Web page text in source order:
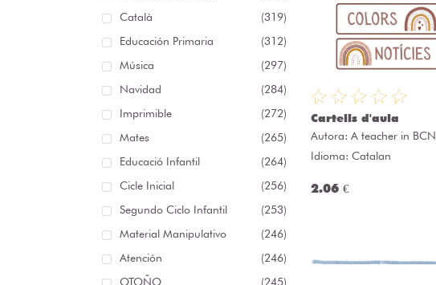
Català
(319)
Educación Primaria
(312)
Música
(297)
Navidad
(284)
Imprimible
(272)
Mates
(265)
Educació Infantil
(264)
Cicle Inicial
(256)
Segundo Ciclo Infantil
(253)
Material Manipulativo
(246)
Atención
(246)
OTOÑO
(245)
Cartells d'aula
Autora: A teacher in BCN
Idioma: Catalan
2.06 €